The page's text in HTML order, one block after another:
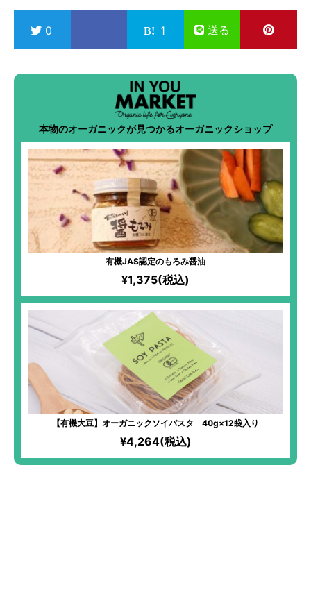
0 1 送る
本物のオーガニックが見つかるオーガニックショップ
有機JAS認定のもろみ醤油
¥1,375(税込)
【有機大豆】オーガニックソイパスタ 40g×12袋入り
¥4,264(税込)